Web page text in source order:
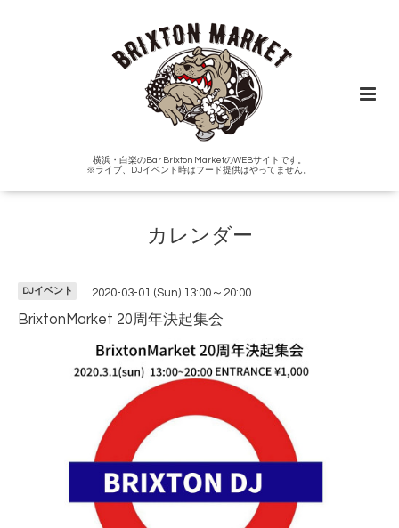
横浜・白楽のBar Brixton MarketのWEBサイトです。
※ライブ、DJイベント時はフード提供はやってません。
カレンダー
DJイベント 2020-03-01 (Sun) 13:00～20:00
BrixtonMarket 20周年決起集会